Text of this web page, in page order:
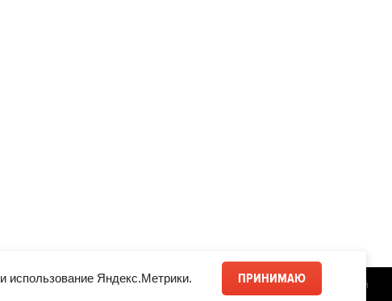
С/Х шины
Разработка сайта — Магвай
и использование Яндекс.Метрики. ПРИНИМАЮ